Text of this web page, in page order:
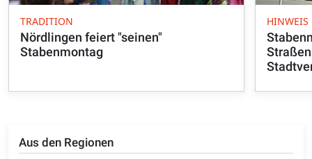
Aus den Regionen
TRADITION
Nördlingen feiert "seinen"
Stabenmontag
HINWEIS